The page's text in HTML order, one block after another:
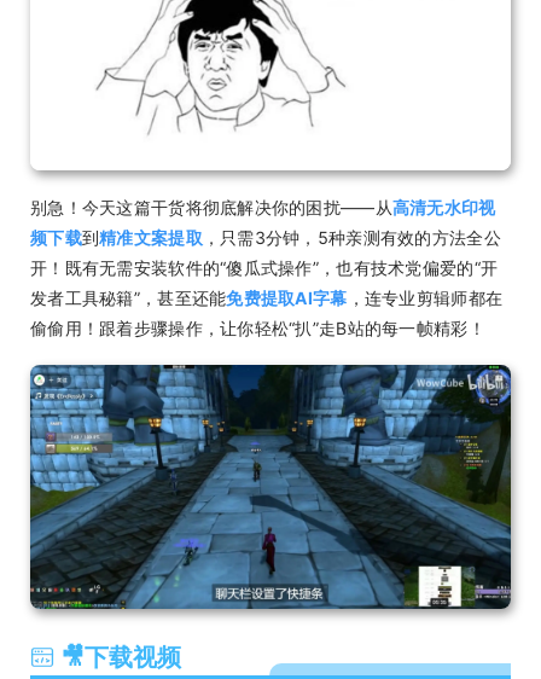
别急！今天这篇干货将彻底解决你的困扰——从高清无水印视
频下载到精准文案提取 ，只需3分钟，5种亲测有效的方法全公
开！既有无需安装软件的“傻瓜式操作”，也有技术党偏爱的“开
发者工具秘籍”，甚至还能免费提取AI字幕 ，连专业剪辑师都在
偷偷用！跟着步骤操作，让你轻松“扒”走B站的每一帧精彩！
🎥下载视频